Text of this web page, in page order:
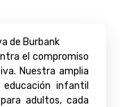
de Burbank
el compromiso
Nuestra amplia
infantil
adultos, cada